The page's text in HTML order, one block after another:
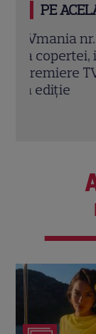
PE
Irina
sezon
schimbă
EXCLUSIV